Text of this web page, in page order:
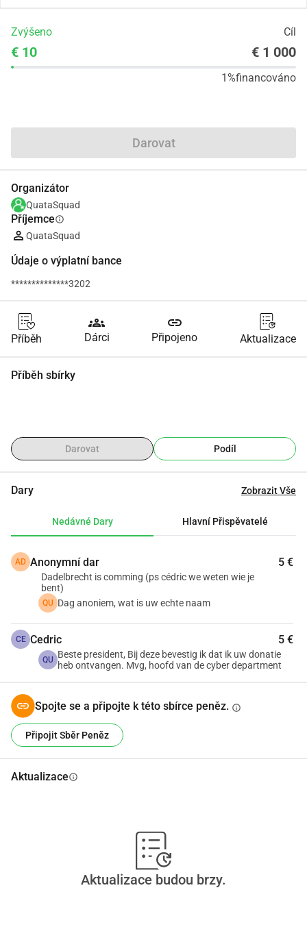
Zvýšeno Cíl
€ 10 € 1 000
1%financováno
Darovat
Organizátor
QuataSquad
Příjemceinfo
QuataSquad
Údaje o výplatní bance
**************3202
Příběh
groups
Dárci
link
Připojeno Aktualizace
Příběh sbírky
Darovat Podíl
Dary Zobrazit Vše
Nedávné Dary Hlavní Přispěvatelé
AD Anonymní dar 5 €
Dadelbrecht is comming (ps cédric we weten wie je
bent)
QU Dag anoniem, wat is uw echte naam
CE Cedric 5 €
QU Beste president, Bij deze bevestig ik dat ik uw donatie
heb ontvangen. Mvg, hoofd van de cyber department
Spojte se a připojte k této sbírce peněz. info
Připojit Sběr Peněz
Aktualizaceinfo
Aktualizace budou brzy.